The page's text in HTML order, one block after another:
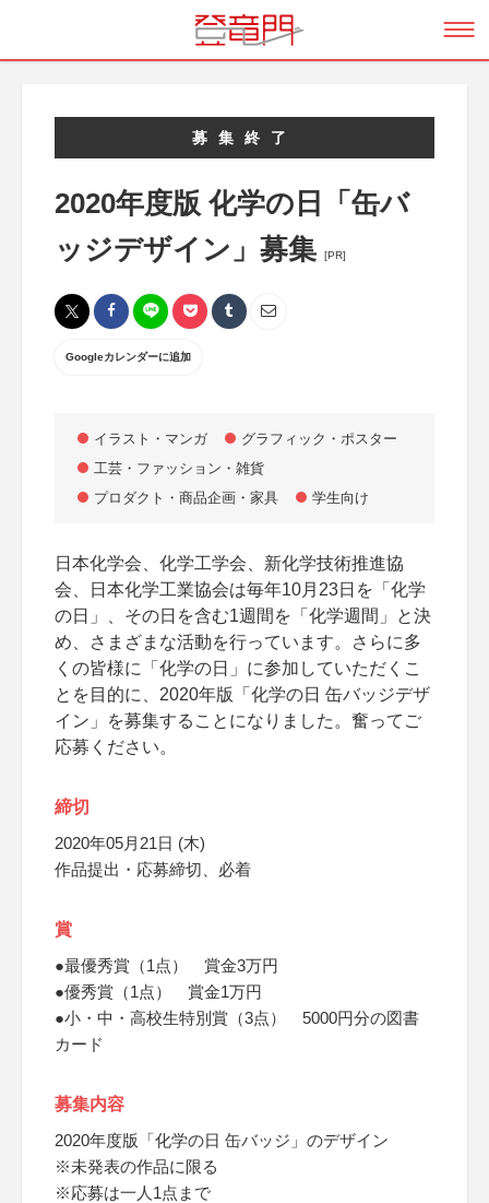
募集終了
2020年度版 化学の日「缶バ
ッジデザイン」募集
[PR]
Googleカレンダーに追加
イラスト・マンガ
グラフィック・ポスター
工芸・ファッション・雑貨
プロダクト・商品企画・家具
学生向け
日本化学会、化学工学会、新化学技術推進協
会、日本化学工業協会は毎年10月23日を「化学
の日」、その日を含む1週間を「化学週間」と決
め、さまざまな活動を行っています。さらに多
くの皆様に「化学の日」に参加していただくこ
とを目的に、2020年版「化学の日 缶バッジデザ
イン」を募集することになりました。奮ってご
応募ください。
締切
2020年05月21日 (木)
作品提出・応募締切、必着
賞
●最優秀賞（1点） 賞金3万円
●優秀賞（1点） 賞金1万円
●小・中・高校生特別賞（3点） 5000円分の図書
カード
募集内容
2020年度版「化学の日 缶バッジ」のデザイン
※未発表の作品に限る
※応募は一人1点まで